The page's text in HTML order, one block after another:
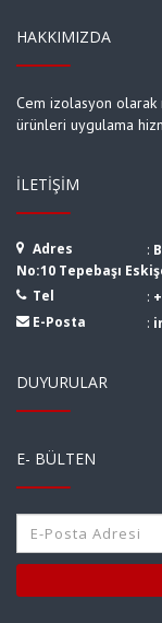
HAKKIMIZDA
Cem izolasyon olarak
ürünleri uygulama
İLETIŞIM
Adres :
No:10 Tepebaşı
Tel
:
E-Posta
:
DUYURULAR
E- BÜLTEN